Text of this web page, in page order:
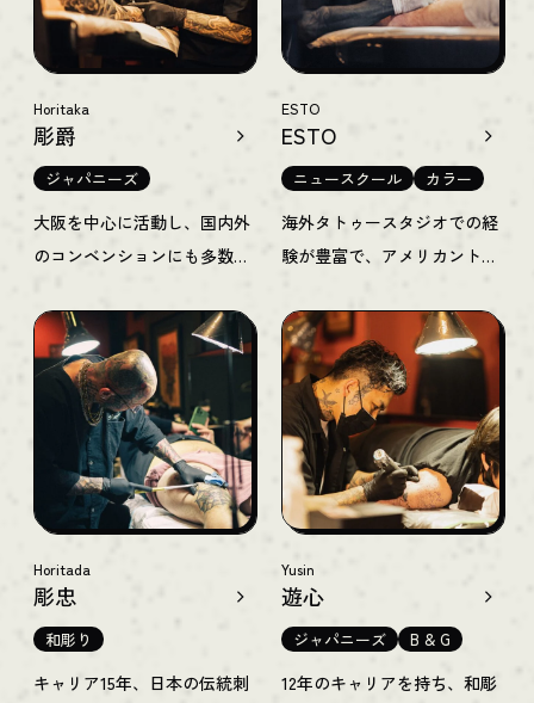
Horitaka
彫爵
ジャパニーズ
大阪を中心に活動し、国内外
のコンベンションにも多数参
20年のキャリアの中で培った
スキルで、和彫りを中心とし
た多彩なジャンルのタトゥー
を巧みに描き出します。2019
年末からチームの一員として
GOOD TIMES INKを支えてい
ます。
ESTO
ESTO
ニュースクール カラー
海外タトゥースタジオでの経
験が豊富で、アメリカントラ
ルをはじめとする、タトゥー
カルチャーを象徴するスタイ
ルを得意とするアーティス
ト。同じくアメ村にあるご自
身のスタジオ「JADE HEART
TATTOO」でも活躍中のアー
ティストです。
Horitada
彫忠
和彫り
キャリア15年、日本の伝統刺
Yusin
遊心
ジャパニーズ B & G
12年のキャリアを持ち、和彫